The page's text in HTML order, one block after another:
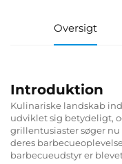
Oversigt
Introduktion
Kulinariske landskab
udviklet sig betydeligt,
grillentusiaster søger
deres
barbecueudstyr er